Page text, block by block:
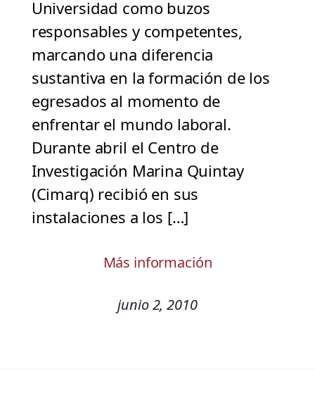
Universidad como buzos
responsables y competentes,
marcando una diferencia
sustantiva en la formación de los
egresados al momento de
enfrentar el mundo laboral.
Durante abril el Centro de
Investigación Marina Quintay
(Cimarq) recibió en sus
instalaciones a los […]
Más información
junio 2, 2010